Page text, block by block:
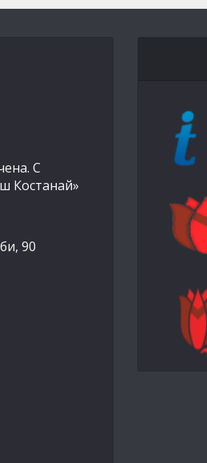
С
Костанай»
90